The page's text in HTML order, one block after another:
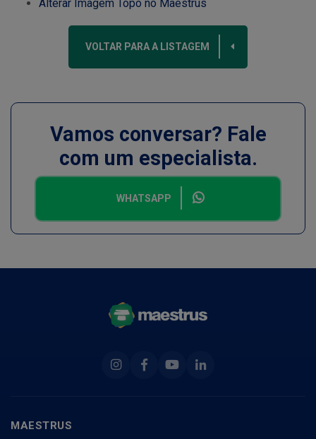
Alterar Imagem Topo no Maestrus
VOLTAR PARA A LISTAGEM
Vamos conversar? Fale
com um especialista.
WHATSAPP
InstagramFacebookYoutubeLinkedin
MAESTRUS